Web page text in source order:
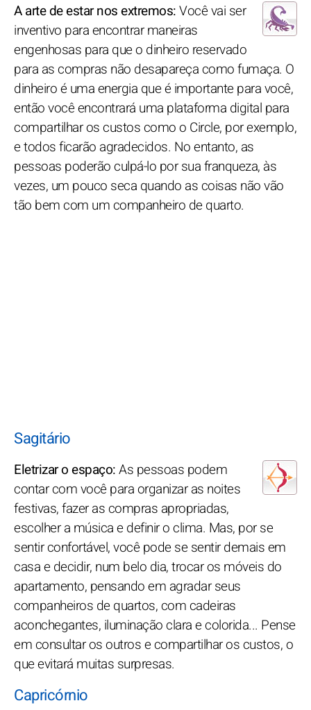
A arte de estar nos extremos:Você vai ser
inventivo para encontrar maneiras
engenhosas para que o dinheiro reservado
para as compras não desapareça como fumaça. O
dinheiro é uma energia que é importante para você,
então você encontrará uma plataforma digital para
compartilhar os custos como o Circle, por exemplo,
e todos ficarão agradecidos. No entanto, as
pessoas poderão culpá-lo por sua franqueza, às
vezes, um pouco seca quando as coisas não vão
tão bem com um companheiro de quarto.
Sagitário
Eletrizar o espaço:As pessoas podem
contar com você para organizar as noites
festivas, fazer as compras apropriadas,
escolher a música e definir o clima. Mas, por se
sentir confortável, você pode se sentir demais em
casa e decidir, num belo dia, trocar os móveis do
apartamento, pensando em agradar seus
companheiros de quartos, com cadeiras
aconchegantes, iluminação clara e colorida... Pense
em consultar os outros e compartilhar os custos, o
que evitará muitas surpresas.
Capricórnio